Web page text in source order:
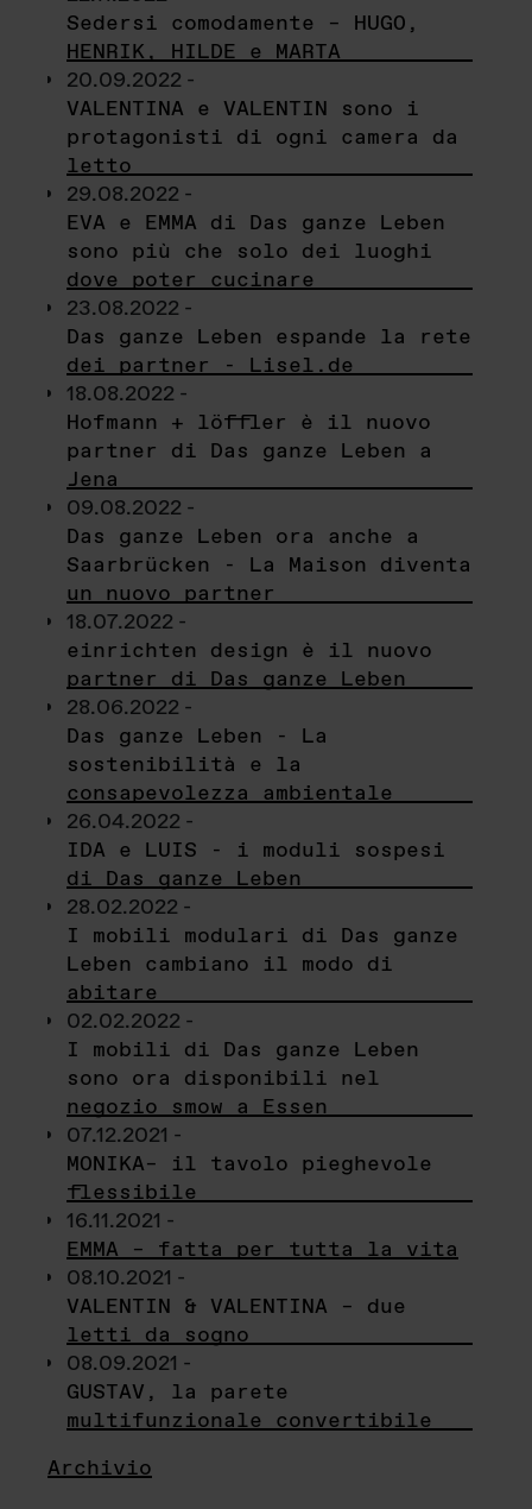
Sedersi comodamente – HUGO,
HENRIK, HILDE e MARTA
20.09.2022 -
VALENTINA e VALENTIN sono i
protagonisti di ogni camera da
letto
29.08.2022 -
EVA e EMMA di Das ganze Leben
sono più che solo dei luoghi
dove poter cucinare
23.08.2022 -
Das ganze Leben espande la rete
dei partner - Lisel.de
18.08.2022 -
Hofmann + löffler è il nuovo
partner di Das ganze Leben a
Jena
09.08.2022 -
Das ganze Leben ora anche a
Saarbrücken - La Maison diventa
un nuovo partner
18.07.2022 -
einrichten design è il nuovo
partner di Das ganze Leben
28.06.2022 -
Das ganze Leben - La
sostenibilità e la
consapevolezza ambientale
26.04.2022 -
IDA e LUIS - i moduli sospesi
di Das ganze Leben
28.02.2022 -
I mobili modulari di Das ganze
Leben cambiano il modo di
abitare
02.02.2022 -
I mobili di Das ganze Leben
sono ora disponibili nel
negozio smow a Essen
07.12.2021 -
MONIKA– il tavolo pieghevole
flessibile
16.11.2021 -
EMMA – fatta per tutta la vita
08.10.2021 -
VALENTIN & VALENTINA – due
letti da sogno
08.09.2021 -
GUSTAV, la parete
multifunzionale convertibile
Archivio